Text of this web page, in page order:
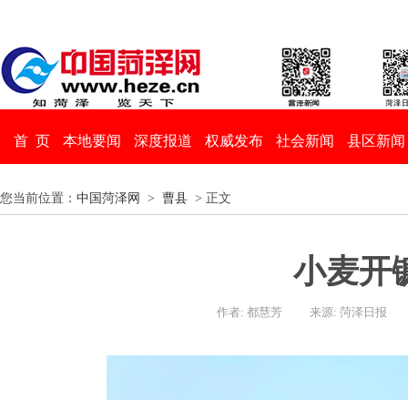
首 页 本地要闻 深度报道 权威发布 社会新闻 县区新闻
您当前位置： 中国菏泽网 > 曹县 > 正文
小麦开
作者: 都慧芳 来源: 菏泽日报